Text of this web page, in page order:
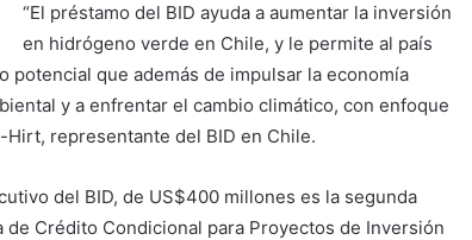
“El préstamo del BID ayuda a aumentar la inversión
en hidrógeno verde en Chile, y le permite al país
potencial que además de impulsar la economía
y a enfrentar el cambio climático, con enfoque
Hirt, representante del BID en Chile.
del BID, de US$400 millones es la segunda
Crédito Condicional para Proyectos de Inversión